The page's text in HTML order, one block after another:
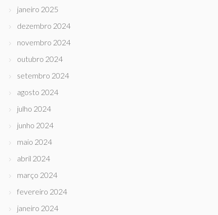
janeiro 2025
dezembro 2024
novembro 2024
outubro 2024
setembro 2024
agosto 2024
julho 2024
junho 2024
maio 2024
abril 2024
março 2024
fevereiro 2024
janeiro 2024